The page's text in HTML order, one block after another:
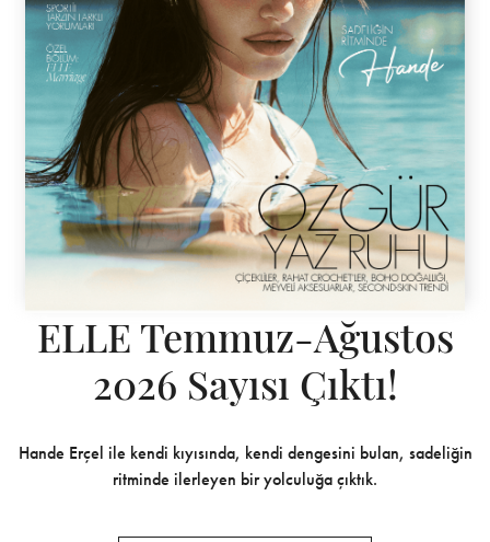
ELLE Temmuz-Ağustos
2026 Sayısı Çıktı!
Hande Erçel ile kendi kıyısında, kendi dengesini bulan, sadeliğin
ritminde ilerleyen bir yolculuğa çıktık.